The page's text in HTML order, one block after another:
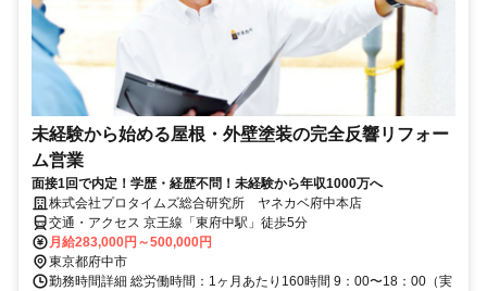
未経験から始める屋根・外壁塗装の完全反響リフォー
ム営業
面接1回で内定！学歴・経歴不問！未経験から年収1000万へ
株式会社プロタイムズ総合研究所 ヤネカベ府中本店
交通・アクセス 京王線「東府中駅」徒歩5分
月給283,000円～500,000円
東京都府中市
勤務時間詳細 総労働時間：1ヶ月あたり160時間 9：00〜18：00（実